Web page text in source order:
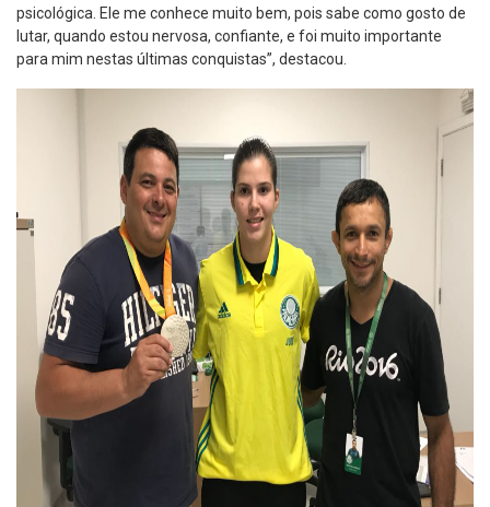
psicológica. Ele me conhece muito bem, pois sabe como gosto de
lutar, quando estou nervosa, confiante, e foi muito importante
para mim nestas últimas conquistas”, destacou.